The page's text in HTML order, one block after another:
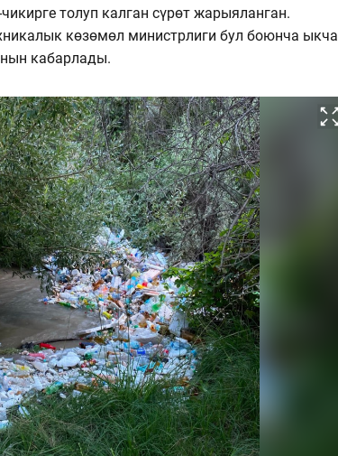
толуп калган сүрөт жарыяланган.
көзөмөл министрлиги бул боюнча
кабарлады.